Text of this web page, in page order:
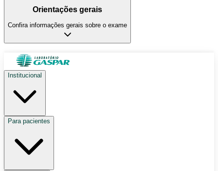
Orientações gerais
Confira informações gerais sobre o exame
Institucional
Para pacientes